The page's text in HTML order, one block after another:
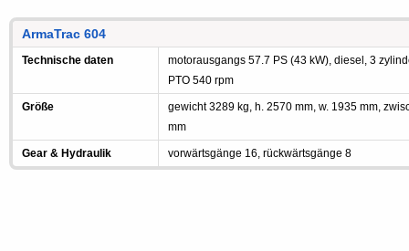
ArmaTrac 604
Technische daten
motorausgangs 57.7 PS (43 kW), diesel, 3
PTO 540 rpm
Größe
gewicht 3289 kg, h. 2570 mm, w. 1935 mm,
mm
Gear & Hydraulik vorwärtsgänge 16, rückwärtsgänge 8